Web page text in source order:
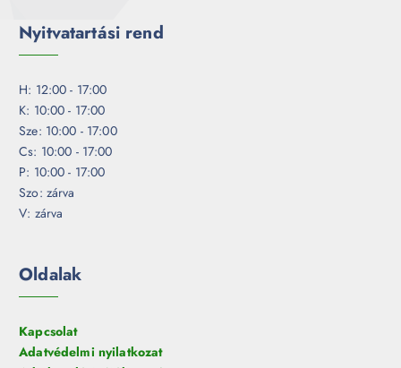
Nyitvatartási rend
H: 12:00 - 17:00
K: 10:00 - 17:00
Sze: 10:00 - 17:00
Cs: 10:00 - 17:00
P: 10:00 - 17:00
Szo: zárva
V: zárva
Oldalak
Kapcsolat
Adatvédelmi nyilatkozat